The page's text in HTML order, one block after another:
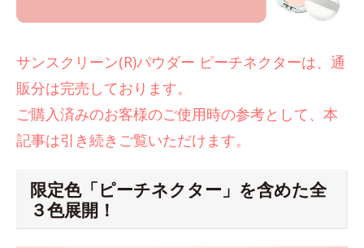
サンスクリーン(R)パウダー ピーチネクターは、通
販分は完売しております。
ご購入済みのお客様のご使用時の参考として、本
記事は引き続きご覧いただけます。
限定色「ピーチネクター」を含めた全
３色展開！